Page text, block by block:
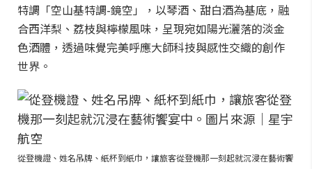
特調「空山基特調-鏡空」，以琴酒、甜白酒為基底，融
合西洋梨、荔枝與檸檬風味，呈現宛如陽光灑落的淡金
色酒體，透過味覺完美呼應大師科技與感性交織的創作
世界。
從登機證、姓名吊牌、紙杯到紙巾，讓旅客從登機那一刻起就沉浸在藝術饗